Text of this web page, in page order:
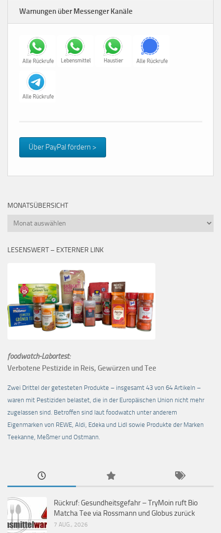
Warnungen über Messenger Kanäle
Über PayPal fördern >
MONATSÜBERSICHT
Monatsübersicht
LESENSWERT – EXTERNER LINK
foodwatch-Labortest:
Verbotene Pestizide in Reis, Gewürzen und Tee
Zwei Drittel der getesteten Produkte – insgesamt 43 von 64 Artikeln –
waren mit Pestiziden belastet, die in der Europäischen Union nicht mehr
zugelassen sind. Betroffen sind laut foodwatch unter anderem
Eigenmarken von REWE, Aldi, Edeka und Lidl sowie Produkte der Marken
Teekanne, Meßmer und Ostmann.
Rückruf: Gesundheitsgefahr – TryMoin ruft Bio
Matcha Tee via Rossmann und Globus zurück
7 AUG., 2026